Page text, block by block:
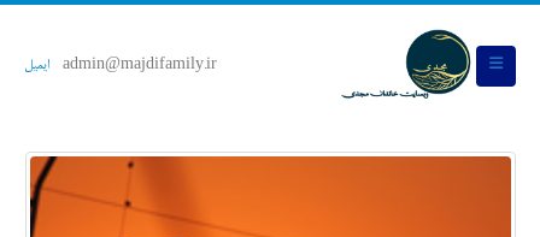
admin@majdifamily.ir ایمیل